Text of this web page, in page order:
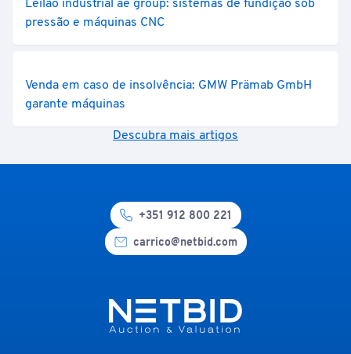
Leilão industrial ae group: sistemas de fundição sob
pressão e máquinas CNC
Venda em caso de insolvência: GMW Prämab GmbH
garante máquinas
Descubra mais artigos
+351 912 800 221
carrico@netbid.com